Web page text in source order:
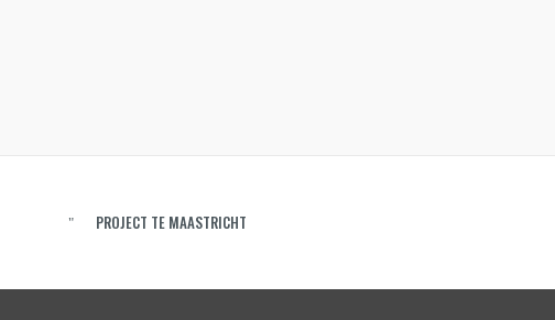
PROJECT TE MAASTRICHT